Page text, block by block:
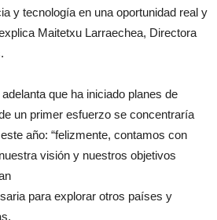
y tecnología en una oportunidad real y
Maitetxu Larraechea, Directora
que ha iniciado planes de
un primer esfuerzo se concentraría
año: “felizmente, contamos con
visión y nuestros objetivos
para explorar otros países y